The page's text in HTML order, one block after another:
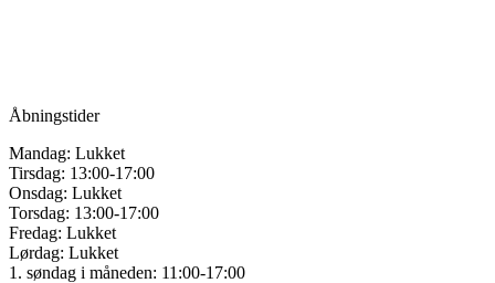
Åbningstider
Mandag: Lukket
Tirsdag: 13:00-17:00
Onsdag: Lukket
Torsdag: 13:00-17:00
Fredag: Lukket
Lørdag: Lukket
1. søndag i måneden: 11:00-17:00